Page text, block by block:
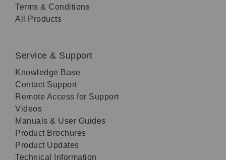
Terms & Conditions
All Products
Service & Support
Knowledge Base
Contact Support
Remote Access for Support
Videos
Manuals & User Guides
Product Brochures
Product Updates
Technical Information